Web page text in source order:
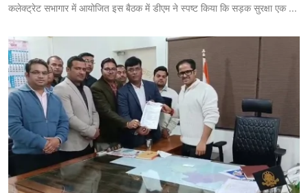
कलेक्ट्रेट सभागार में आयोजित इस बैठक में डीएम ने स्पष्ट किया कि सड़क सुरक्षा एक ...